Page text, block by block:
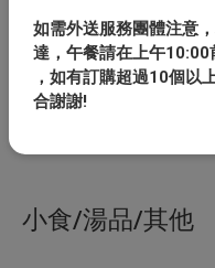
$110
檸檬椒鹽鮭魚
小食/湯品/其他
如需外送服務團體注意
達，午餐請在上午
，如有訂購超過10個以
合謝謝!